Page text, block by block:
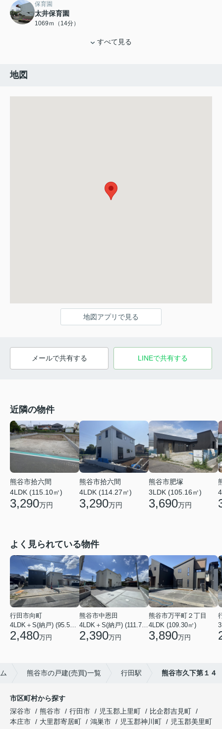
保育園
太井保育園
1069ｍ（14分）
すべて見る
地図
地図アプリで見る
メールで共有する LINEで共有する
近隣の物件
熊谷市拾六間
4LDK (115.10㎡)
3,290万円
熊谷市拾六間
4LDK (114.27㎡)
3,290万円
熊谷市肥塚
3LDK (105.16㎡)
3,690万円
よく見られている物件
行田市向町
4LDK＋S(納戸) (95.58㎡)
2,480万円
熊谷市中恩田
4LDK＋S(納戸) (111.78㎡)
2,390万円
熊谷市万平町２丁目
4LDK (109.30㎡)
3,890万円
熊谷市の戸建(売買)一覧 行田駅 熊谷市久下第１４
市区町村から探す
深谷市
熊谷市 行田市 児玉郡上里町
比企郡吉見町
本庄市
大里郡寄居町 鴻巣市 児玉郡神川町
児玉郡美里町